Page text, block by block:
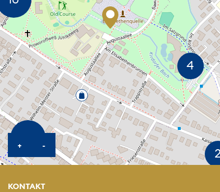
+KARTE HEREINZOOMEN
-KARTE HERAUSZOOMEN
KONTAKT